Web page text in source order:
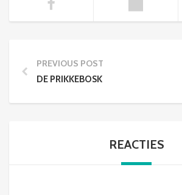
PREVIOUS POST
DE PRIKKEBOSK
REACTIES